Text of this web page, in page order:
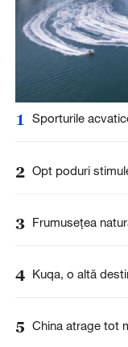
1 Sporturile
2 Opt poduri
3 Frumusețea
4 Kuqa, o altă
5 China atrage tot